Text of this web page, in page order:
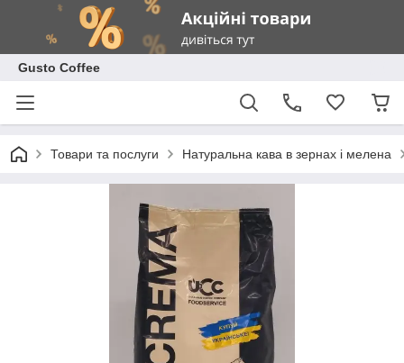
Gusto Coffee
Товари та послуги Натуральна кава в зернах і мелена